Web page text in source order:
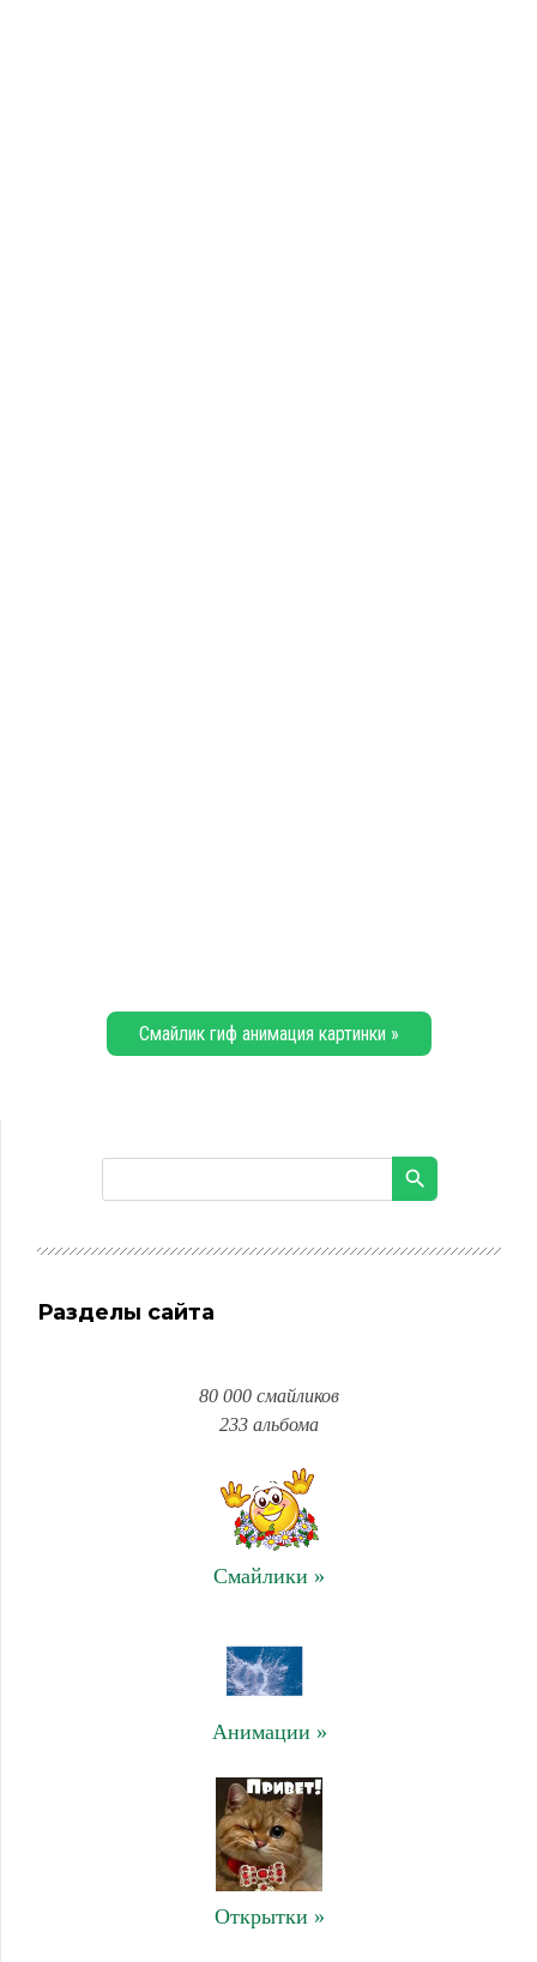
Смайлик гиф анимация картинки »
Разделы сайта
80 000 смайликов
233 альбома
Смайлики »
Анимации »
Открытки »